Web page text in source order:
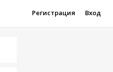
Регистрация Вход